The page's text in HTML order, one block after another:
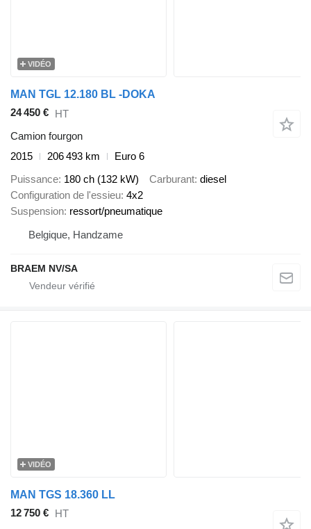
VIDÉO
MAN TGL 12.180 BL -DOKA
24 450 € HT
Camion fourgon
2015
206 493 km
Euro 6
Puissance 180 ch (132 kW) Carburant diesel
Configuration de l'essieu 4x2
Suspension ressort/pneumatique
Belgique, Handzame
BRAEM NV/SA
VIDÉO
MAN TGS 18.360 LL
12 750 € HT